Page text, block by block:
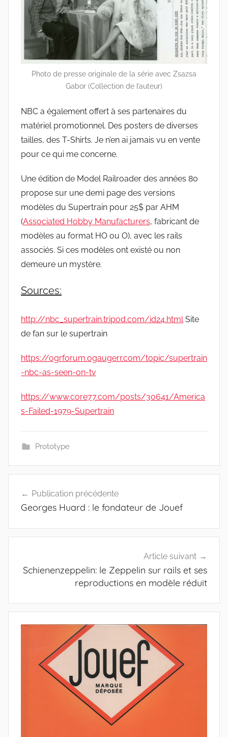
Photo de presse originale de la série avec Zsazsa
Gabor (Collection de l’auteur)
NBC a également offert à ses partenaires du
matériel promotionnel. Des posters de diverses
tailles, des T-Shirts. Je n’en ai jamais vu en vente
pour ce qui me concerne.
Une édition de Model Railroader des années 80
propose sur une demi page des versions
modèles du Supertrain pour 25$ par AHM
(Associated Hobby Manufacturers, fabricant de
modèles au format HO ou O), avec les rails
associés. Si ces modèles ont existé ou non
demeure un mystère.
Sources:
http://nbc_supertrain.tripod.com/id24.htmlSite
de fan sur le supertrain
https://ogrforum.ogaugerr.com/topic/supertrain
-nbc-as-seen-on-tv
https://www.core77.com/posts/30641/America
s-Failed-1979-Supertrain
Prototype
de
Publication précédente
Georges Huard : le fondateur de Jouef
Article suivant
Schienenzeppelin: le Zeppelin sur rails et ses
reproductions en modèle réduit